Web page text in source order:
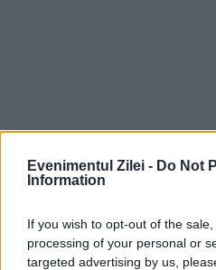
Evenimentul Zilei - Do Not
Information
If you wish to opt-out of the
processing of your personal or
targeted advertising by us,